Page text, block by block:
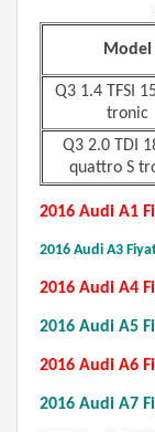
Model
Q3 1.4 TFSI
tronic
Q3 2.0 TDI
quattro S
2016 Audi A1
2016 Audi A3
2016 Audi A4
2016 Audi A5
2016 Audi A6
2016 Audi A7